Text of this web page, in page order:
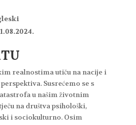
realnostima utiču na nacije i
Susrećemo se s
u našim životnim
na društva psihološki,
i sociokulturno. Osim